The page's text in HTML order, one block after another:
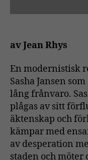
av Jean Rhys
En modernistisk
Sasha Jansen
lång frånvaro.
plågas av sitt
äktenskap och
kämpar med
av desperation
staden och möter